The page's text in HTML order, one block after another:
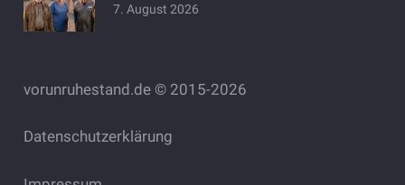
7. August 2026
vorunruhestand.de © 2015-2026
Datenschutzerklärung